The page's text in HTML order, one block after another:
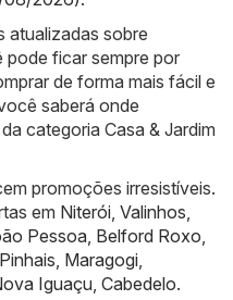
atualizadas sobre
ficar sempre por
de forma mais fácil e
saberá onde
categoria Casa & Jardim
promoções irresistíveis.
em Niterói, Valinhos,
Pessoa, Belford Roxo,
Pinhais, Maragogi,
Iguaçu, Cabedelo.